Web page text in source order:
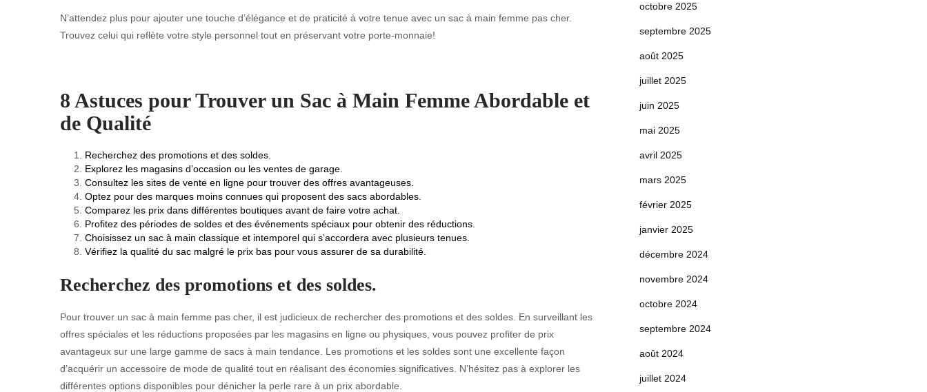
N’attendez plus pour ajouter une touche d’élégance et de praticité à votre tenue avec un sac à main femme pas cher.
Trouvez celui qui reflète votre style personnel tout en préservant votre porte-monnaie!
8 Astuces pour Trouver un Sac à Main Femme Abordable et
de Qualité
Recherchez des promotions et des soldes.
Explorez les magasins d’occasion ou les ventes de garage.
Consultez les sites de vente en ligne pour trouver des offres avantageuses.
Optez pour des marques moins connues qui proposent des sacs abordables.
Comparez les prix dans différentes boutiques avant de faire votre achat.
Profitez des périodes de soldes et des événements spéciaux pour obtenir des réductions.
Choisissez un sac à main classique et intemporel qui s’accordera avec plusieurs tenues.
Vérifiez la qualité du sac malgré le prix bas pour vous assurer de sa durabilité.
Recherchez des promotions et des soldes.
Pour trouver un sac à main femme pas cher, il est judicieux de rechercher des promotions et des soldes. En surveillant les
offres spéciales et les réductions proposées par les magasins en ligne ou physiques, vous pouvez profiter de prix
avantageux sur une large gamme de sacs à main tendance. Les promotions et les soldes sont une excellente façon
d’acquérir un accessoire de mode de qualité tout en réalisant des économies significatives. N’hésitez pas à explorer les
différentes options disponibles pour dénicher la perle rare à un prix abordable.
octobre 2025
septembre 2025
août 2025
juillet 2025
juin 2025
mai 2025
avril 2025
mars 2025
février 2025
janvier 2025
décembre 2024
novembre 2024
octobre 2024
septembre 2024
août 2024
juillet 2024